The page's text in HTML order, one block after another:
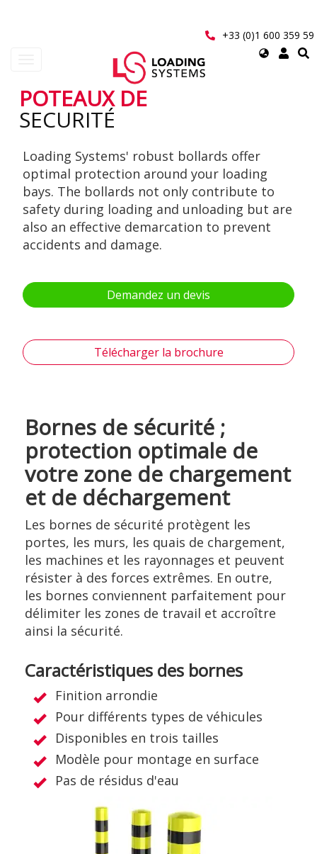
+33 (0)1 600 359 59
Select
User
menu
POTEAUX DE
SECURITÉ
Loading Systems' robust bollards offer
optimal protection around your loading
bays. The bollards not only contribute to
safety during loading and unloading but are
also an effective demarcation to prevent
accidents and damage.
Demandez un devis
Télécharger la brochure
Bornes de sécurité ;
protection optimale de
votre zone de chargement
et de déchargement
Les bornes de sécurité protègent les
portes, les murs, les quais de chargement,
les machines et les rayonnages et peuvent
résister à des forces extrêmes. En outre,
les bornes conviennent parfaitement pour
délimiter les zones de travail et accroître
ainsi la sécurité.
Caractéristiques des bornes
Finition arrondie
Pour différents types de véhicules
Disponibles en trois tailles
Modèle pour montage en surface
Pas de résidus d'eau